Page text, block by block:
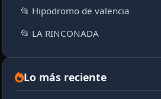
📂 Hipodromo de valencia
📂 LA RINCONADA
Lo más reciente